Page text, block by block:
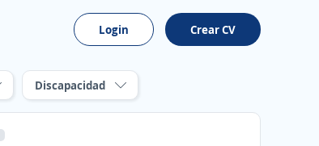
Login Crear CV
Discapacidad